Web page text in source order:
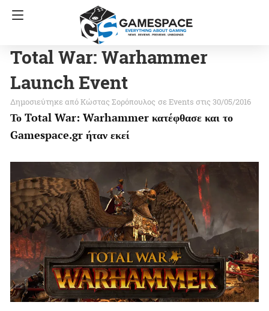
Total War: Warhammer
Launch Event
Κώστας Σορόπουλος σε Events στις 30/05/2016
Το Total War: Warhammer κατέφθασε και το
Gamespace.gr ήταν εκεί